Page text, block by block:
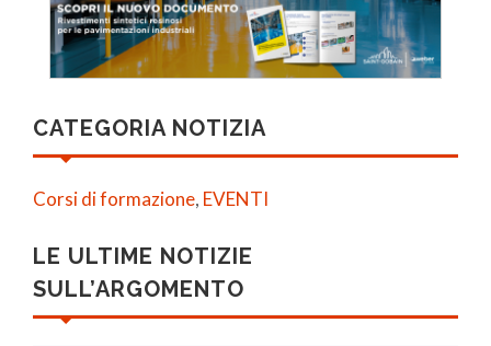
CATEGORIA NOTIZIA
Corsi di formazione, EVENTI
LE ULTIME NOTIZIE
SULL’ARGOMENTO